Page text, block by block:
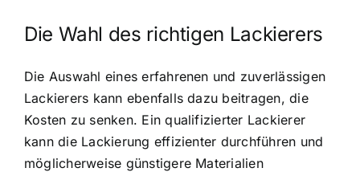
Die Wahl des richtigen Lackierers
Die Auswahl eines erfahrenen und zuverlässigen
Lackierers kann ebenfalls dazu beitragen, die
Kosten zu senken. Ein qualifizierter Lackierer
kann die Lackierung effizienter durchführen und
möglicherweise günstigere Materialien